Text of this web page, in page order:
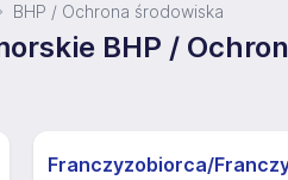
BHP / Ochrona środowiska
BHP /